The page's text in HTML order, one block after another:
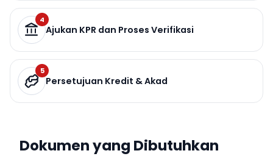
4
Ajukan KPR dan Proses Verifikasi
5
Persetujuan Kredit & Akad
Dokumen yang Dibutuhkan